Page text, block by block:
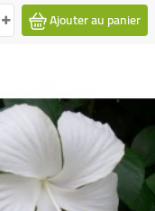
Ajouter au panier